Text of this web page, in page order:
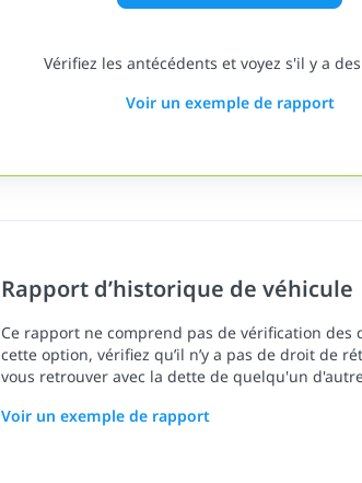
Vérifiez les antécédents et voyez s'il y a
Voir un exemple de rapport
Rapport d’historique de véhicule
Ce rapport ne comprend pas de vérification
cette option, vérifiez qu’il n’y a pas de droit de
vous retrouver avec la dette de quelqu'un
Voir un exemple de rapport